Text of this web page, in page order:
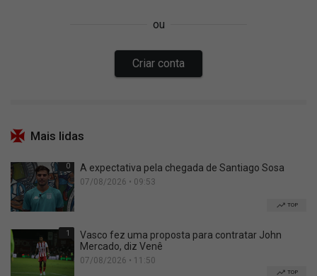
Mais lidas
0 A expectativa pela chegada de Santiago Sosa
07/08/2026 • 09:53
TOP
1
Vasco fez uma proposta para contratar John
Mercado, diz Venê
07/08/2026 • 11:50
TOP